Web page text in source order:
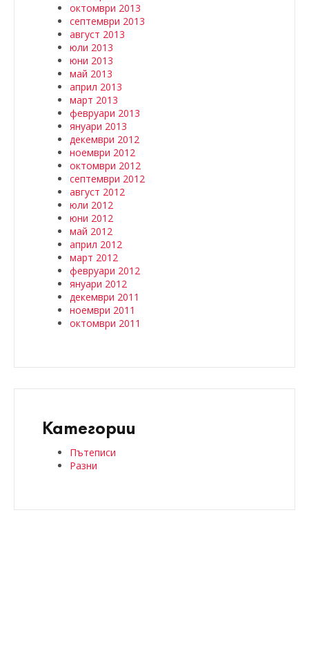
октомври 2013
септември 2013
август 2013
юли 2013
юни 2013
май 2013
април 2013
март 2013
февруари 2013
януари 2013
декември 2012
ноември 2012
октомври 2012
септември 2012
август 2012
юли 2012
юни 2012
май 2012
април 2012
март 2012
февруари 2012
януари 2012
декември 2011
ноември 2011
октомври 2011
Категории
Пътеписи
Разни